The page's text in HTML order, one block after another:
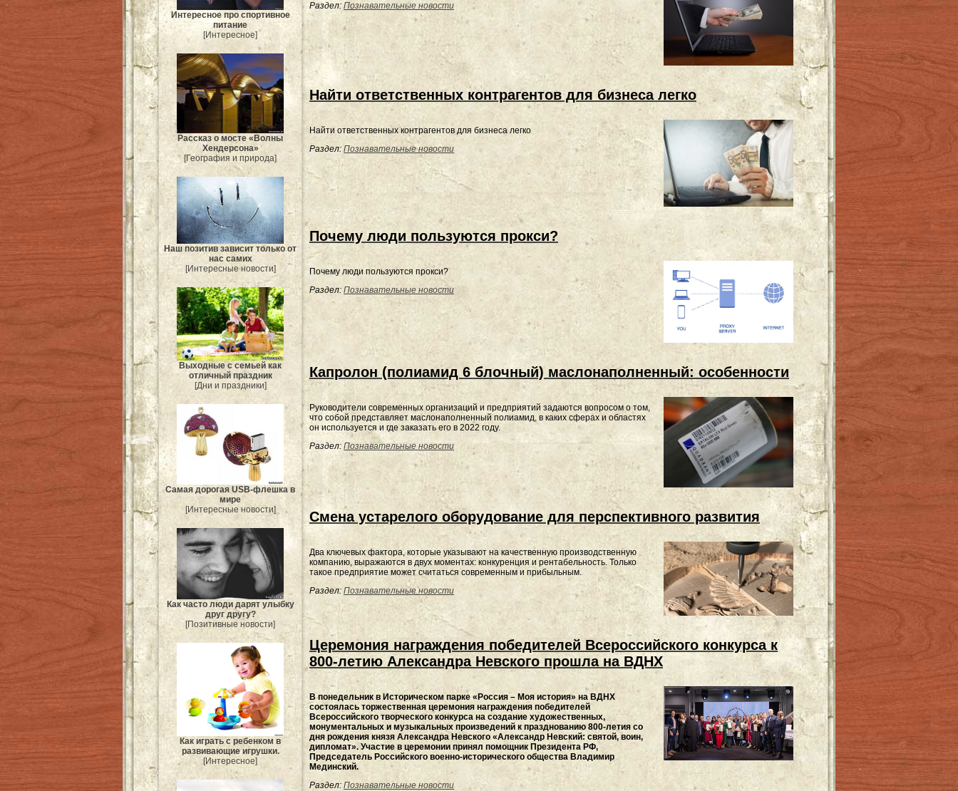
Интересное про спортивное
питание
[Интересное]
Рассказ о мосте «Волны
Хендерсона»
[География и природа]
Наш позитив зависит только от
нас самих
[Интересные новости]
Выходные с семьей как
отличный праздник
[Дни и праздники]
Самая дорогая USB-флешка в
мире
[Интересные новости]
Как часто люди дарят улыбку
друг другу?
[Позитивные новости]
Как играть с ребенком в
развивающие игрушки.
[Интересное]
Раздел: Познавательные новости
Найти ответственных контрагентов для бизнеса легко
Найти ответственных контрагентов для бизнеса легко
Раздел: Познавательные новости
Почему люди пользуются прокси?
Почему люди пользуются прокси?
Раздел: Познавательные новости
Капролон (полиамид 6 блочный) маслонаполненный: особенности
Руководители современных организаций и предприятий задаются вопросом о том,
что собой представляет маслонаполненный полиамид, в каких сферах и областях
он используется и где заказать его в 2022 году.
Раздел: Познавательные новости
Смена устарелого оборудование для перспективного развития
Два ключевых фактора, которые указывают на качественную производственную
компанию, выражаются в двух моментах: конкуренция и рентабельность. Только
такое предприятие может считаться современным и прибыльным.
Раздел: Познавательные новости
Церемония награждения победителей Всероссийского конкурса к
800-летию Александра Невского прошла на ВДНХ
В понедельник в Историческом парке «Россия – Моя история» на ВДНХ
состоялась торжественная церемония награждения победителей
Всероссийского творческого конкурса на создание художественных,
монументальных и музыкальных произведений к празднованию 800-летия со
дня рождения князя Александра Невского «Александр Невский: святой, воин,
дипломат». Участие в церемонии принял помощник Президента РФ,
Председатель Российского военно-исторического общества Владимир
Мединский.
Раздел: Познавательные новости